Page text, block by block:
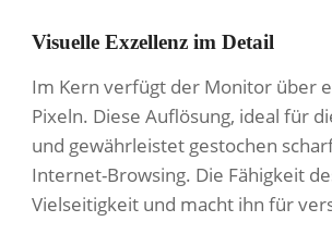
Visuelle Exzellenz im Detail
Im Kern verfügt der Monitor über
Pixeln. Diese Auflösung, ideal für
und gewährleistet gestochen
Internet-Browsing. Die Fähigkeit
Vielseitigkeit und macht ihn für